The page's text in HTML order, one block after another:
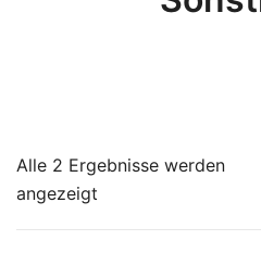
Alle 2 Ergebnisse werden
angezeigt